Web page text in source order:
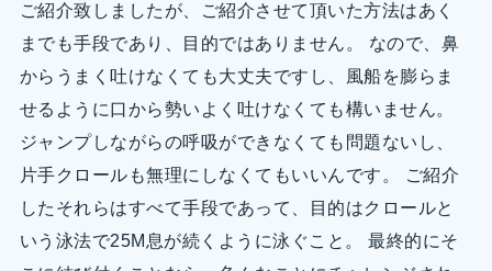
ご紹介致しましたが、ご紹介させて頂いた方法はあく
までも手段であり、目的ではありません。 なので、鼻
からうまく吐けなくても大丈夫ですし、風船を膨らま
せるように口から勢いよく吐けなくても構いません。
ジャンプしながらの呼吸ができなくても問題ないし、
片手クロールも無理にしなくてもいいんです。 ご紹介
したそれらはすべて手段であって、目的はクロールと
いう泳法で25M息が続くように泳ぐこと。 最終的にそ